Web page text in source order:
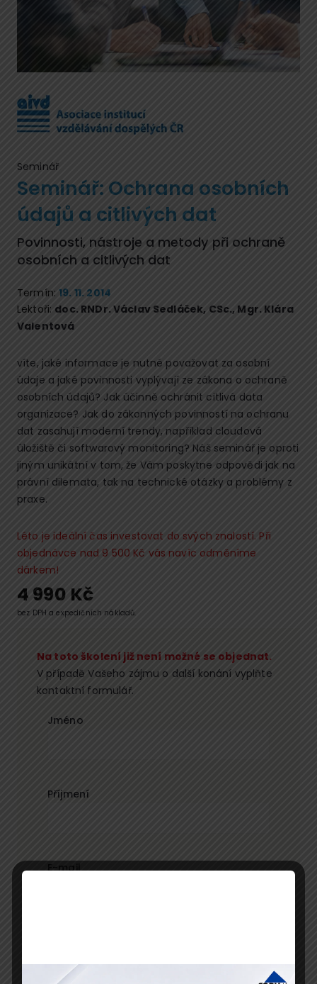
Seminář
Seminář: Ochrana osobních
údajů a citlivých dat
Povinnosti, nástroje a metody při ochraně
osobních a citlivých dat
Termín:19. 11. 2014
Lektoři: doc. RNDr. Václav Sedláček, CSc., Mgr. Klára
Valentová
víte, jaké informace je nutné považovat za osobní
údaje a jaké povinnosti vyplývají ze zákona o ochraně
osobních údajů? Jak účinně ochránit citlivá data
organizace? Jak do zákonných povinností na ochranu
dat zasahují moderní trendy, například cloudová
úložiště či softwarový monitoring? Náš seminář je oproti
jiným unikátní v tom, že Vám poskytne odpovědi jak na
právní dilemata, tak na technické otázky a problémy z
praxe.
Léto je ideální čas investovat do svých znalostí. Při
objednávce nad 9 500 Kč vás navíc odměníme
dárkem!
4 990 Kč
bez DPH a expedičních nákladů.
Na toto školení již není možné se objednat.
V případě Vašeho zájmu o další konání vyplňte
kontaktní formulář.
Jméno
Příjmení
E-mail